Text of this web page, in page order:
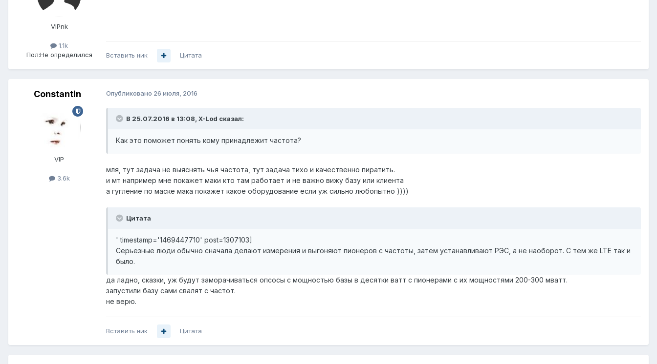
VIPnk
1.1k
Пол:Не определился Вставить ник Цитата
Constantin
VIP
3.6k
Опубликовано 26 июля, 2016
В 25.07.2016 в 13:08, X-Lod сказал:
Как это поможет понять кому принадлежит частота?
мля, тут задача не выяснять чья частота, тут задача тихо и качественно пиратить.
и мт например мне покажет маки кто там работает и не важно вижу базу или клиента
а гугление по маске мака покажет какое оборудование если уж сильно любопытно ))))
Цитата
' timestamp='1469447710' post=1307103]
Серьезные люди обычно сначала делают измерения и выгоняют пионеров с частоты, затем устанавливают РЭС, а не наоборот. С тем же LTE так и
было.
да ладно, сказки, уж будут заморачиваться опсосы с мощностью базы в десятки ватт с пионерами с их мощностями 200-300 мватт.
запустили базу сами свалят с частот.
не верю.
Вставить ник Цитата